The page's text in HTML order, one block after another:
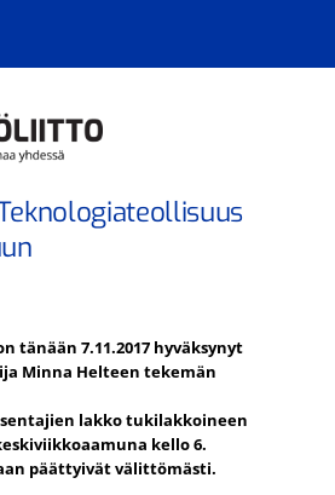
sähkö- tietoliikenne-
tänään 7.11.2017 hyväksynyt
Minna Helteen tekemän
lakko tukilakkoineen
kello 6.
päättyivät välittömästi.